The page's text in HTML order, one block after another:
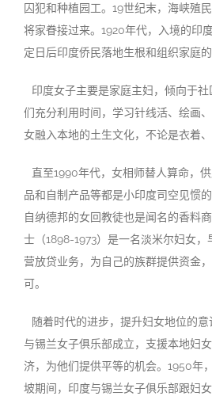
囚犯和种植园工。19世纪末，海峡殖
将家眷接过来。1920年代，入境的印
定日后印度侨民落地生根和组织家庭的
印度女子主要是家庭主妇，倾向于
们充分利用时间，学习针线活、绘画
女融入本地的土生文化，不论是衣着
直至1990年代，女相师替人算命，
品和自制产品等都是小印度司空见惯
自纳德邦的女回教徒也是闻名的香料
士（1898-1973）是一名淡米尔妇女
营放贷业务，为自己的族群提供资金
可。
随着时代的进步，提升妇女地位的
与锡兰女子俱乐部成立，支援本地妇
济，为他们提供平等的机会。1950年
坡期间，印度与锡兰女子俱乐部跟妇